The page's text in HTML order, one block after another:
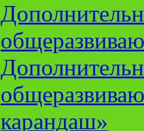
карандаш»